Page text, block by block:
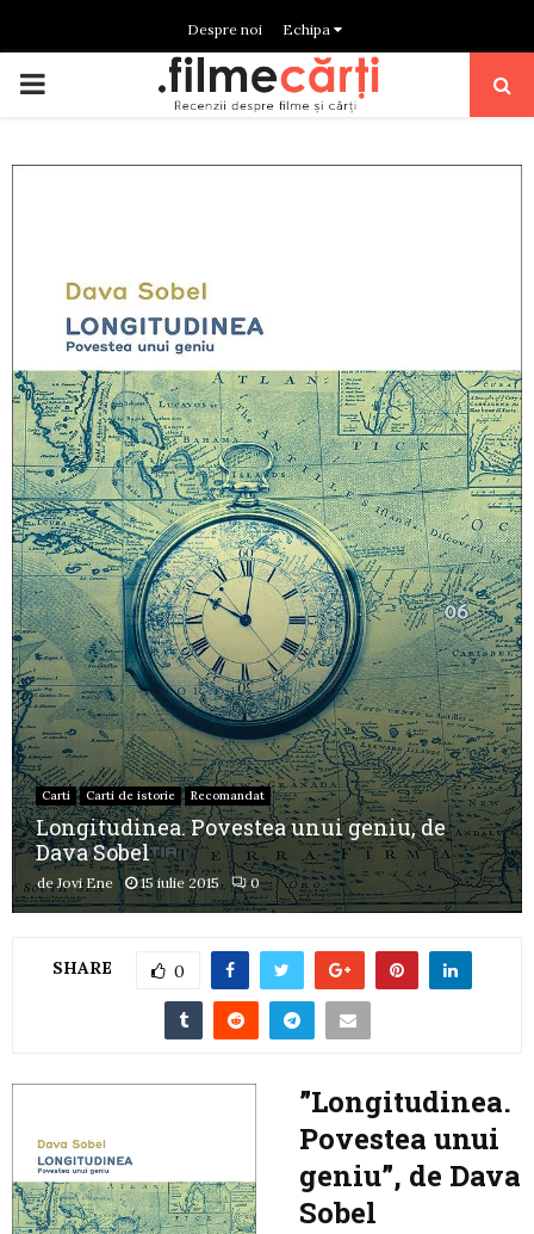
Despre noi Echipa
PRIMARY
Carti Carti de istorie Recomandat
Longitudinea. Povestea unui geniu, de
Dava Sobel
deJovi Ene 15 iulie 2015 0
SHARE 0
”Longitudinea.
Povestea unui
geniu”, de Dava
Sobel